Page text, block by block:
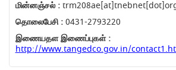
மின்னஞ்சல் :
தொலைபேசி :0431-2793220
இணையதள இணைப்புகள் :
http://www.tangedco.gov.in/